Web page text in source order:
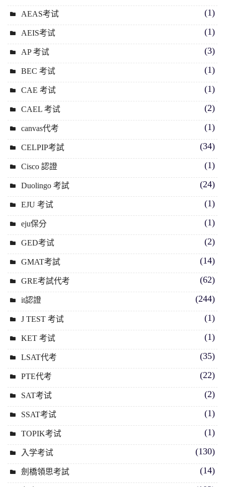
AEAS考试 (1)
AEIS考试 (1)
AP 考试 (3)
BEC 考试 (1)
CAE 考试 (1)
CAEL 考试 (2)
canvas代考 (1)
CELPIP考試 (34)
Cisco 認證 (1)
Duolingo 考試 (24)
EJU 考试 (1)
eju保分 (1)
GED考试 (2)
GMAT考試 (14)
GRE考試代考 (62)
it認證 (244)
J TEST 考试 (1)
KET 考试 (1)
LSAT代考 (35)
PTE代考 (22)
SAT考试 (2)
SSAT考试 (1)
TOPIK考试 (1)
入学考试 (130)
劍橋領思考試 (14)